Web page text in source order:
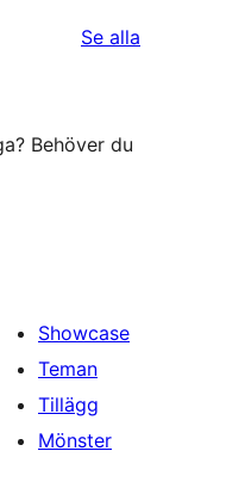
Se alla
Behöver du
Showcase
Teman
Tillägg
Mönster